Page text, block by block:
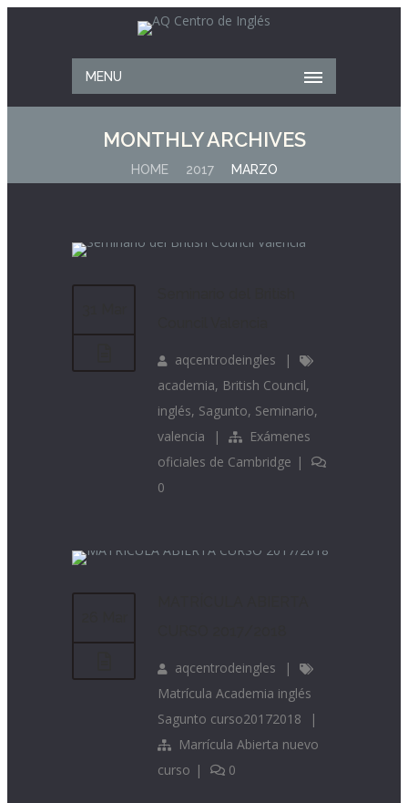
MENU
MONTHLY ARCHIVES
HOME 2017 MARZO
aqcentrodeingles
|
academia, British Council,
inglés, Sagunto, Seminario,
valencia
|
Exámenes
oficiales de Cambridge |
0
aqcentrodeingles
|
Matrícula Academia inglés
Sagunto curso20172018
|
Marrícula Abierta nuevo
curso | 0